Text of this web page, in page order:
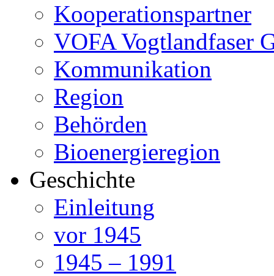
Kooperationspartner
VOFA Vogtlandfaser
Kommunikation
Region
Behörden
Bioenergieregion
Geschichte
Einleitung
vor 1945
1945 – 1991